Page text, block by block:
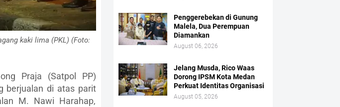
kaki lima (PKL) (Foto:
Praja (Satpol PP)
berjualan di atas parit
M. Nawi Harahap,
Penggerebekan di Gunung
Malela, Dua Perempuan
Diamankan
August 06, 2026
Jelang Musda, Rico Waas
Dorong IPSM Kota Medan
Perkuat Identitas Organisasi
August 05, 2026